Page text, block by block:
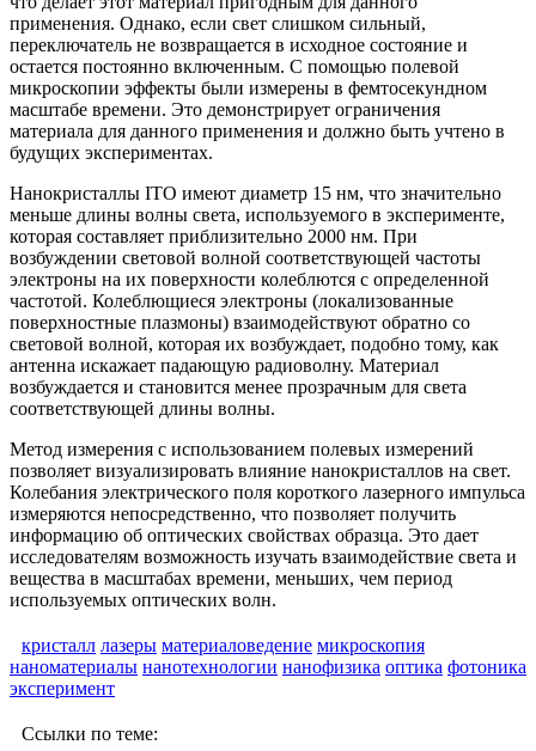
применения. Однако, если свет слишком сильный,
переключатель не возвращается в исходное состояние и
остается постоянно включенным. С помощью полевой
микроскопии эффекты были измерены в фемтосекундном
масштабе времени. Это демонстрирует ограничения
материала для данного применения и должно быть учтено в
будущих экспериментах.
Нанокристаллы ITO имеют диаметр 15 нм, что значительно
меньше длины волны света, используемого в эксперименте,
которая составляет приблизительно 2000 нм. При
возбуждении световой волной соответствующей частоты
электроны на их поверхности колеблются с определенной
частотой. Колеблющиеся электроны (локализованные
поверхностные плазмоны) взаимодействуют обратно со
световой волной, которая их возбуждает, подобно тому, как
антенна искажает падающую радиоволну. Материал
возбуждается и становится менее прозрачным для света
соответствующей длины волны.
Метод измерения с использованием полевых измерений
позволяет визуализировать влияние нанокристаллов на свет.
Колебания электрического поля короткого лазерного импульса
измеряются непосредственно, что позволяет получить
информацию об оптических свойствах образца. Это дает
исследователям возможность изучать взаимодействие света и
вещества в масштабах времени, меньших, чем период
используемых оптических волн.
кристалл лазеры материаловедение микроскопия
наноматериалы нанотехнологии нанофизика оптика фотоника
эксперимент
Ссылки по теме: